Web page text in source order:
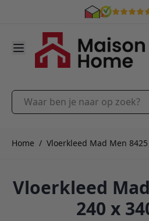
Ga naar de inhoud
Waar ben je naar op zoek?
Home / Vloerkleed Mad Men
Vloerkleed
240 x